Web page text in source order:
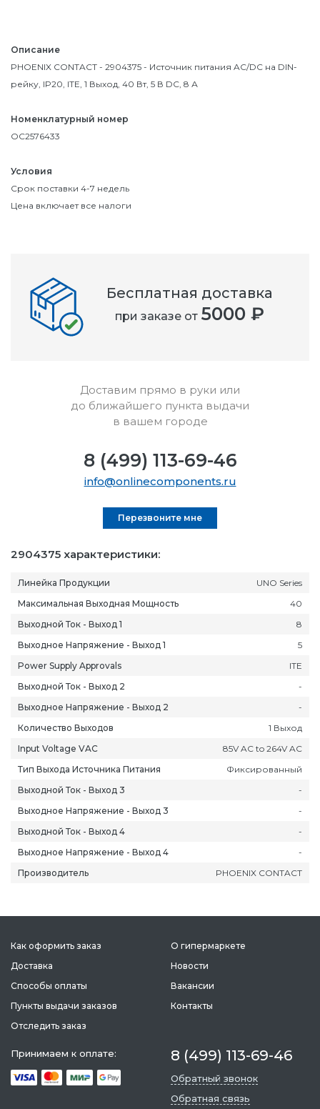
Описание
PHOENIX CONTACT - 2904375 - Источник питания AC/DC на DIN-
рейку, IP20, ITE, 1 Выход, 40 Вт, 5 В DC, 8 А
Номенклатурный номер
OC2576433
Условия
Срок поставки 4-7 недель
Цена включает все налоги
2904375 характеристики:
Линейка Продукции
UNO Series
Максимальная Выходная Мощность
40
Выходной Ток - Выход 1
8
Выходное Напряжение - Выход 1
5
Power Supply Approvals
ITE
Выходной Ток - Выход 2
-
Выходное Напряжение - Выход 2
-
Количество Выходов
1 Выход
Input Voltage VAC
85V AC to 264V AC
Тип Выхода Источника Питания
Фиксированный
Выходной Ток - Выход 3
-
Выходное Напряжение - Выход 3
-
Выходной Ток - Выход 4
-
Выходное Напряжение - Выход 4
-
Производитель
PHOENIX CONTACT
Бесплатная доставка
при заказе от 5000 ₽
Доставим прямо в руки или
до ближайшего пункта выдачи
в вашем городе
8 (499) 113-69-46
info@onlinecomponents.ru
Перезвоните мне
Как оформить заказ
Доставка
Способы оплаты
Пункты выдачи заказов
Отследить заказ
О гипермаркете
Новости
Вакансии
Контакты
Принимаем к оплате: 8 (499) 113-69-46
Обратный звонок
Обратная связь
Липецк
Майкоп
Междуреченск
Мурманск
Нальчик
Нижний Новгород
Омск
Оренбург
Орёл
Пенза
Петрозаводск
Саратов